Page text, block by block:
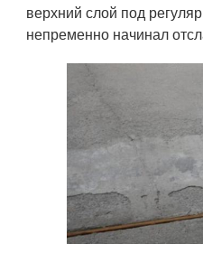
верхний слой под
непременно начинал